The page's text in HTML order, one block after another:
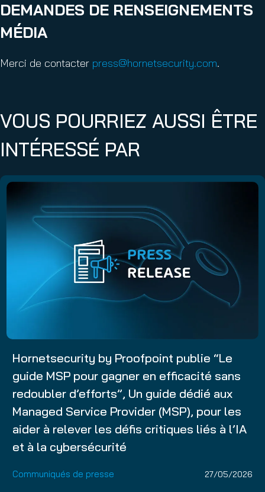
DEMANDES DE RENSEIGNEMENTS
MÉDIA
Merci de contacter press@hornetsecurity.com.
VOUS POURRIEZ AUSSI ÊTRE
INTÉRESSÉ PAR
Hornetsecurity by Proofpoint publie “Le
guide MSP pour gagner en efficacité sans
redoubler d’efforts”, Un guide dédié aux
Managed Service Provider (MSP), pour les
aider à relever les défis critiques liés à l’IA
et à la cybersécurité
Communiqués de presse 27/05/2026